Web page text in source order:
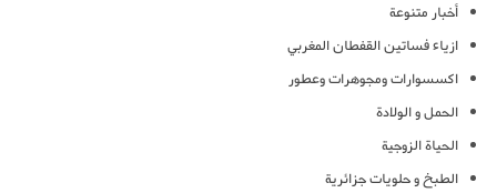
أخبار متنوعة
ازياء فساتين القفطان المغربي
اكسسوارات ومجوهرات وعطور
الحمل و الولادة
الحياة الزوجية
الطبخ و حلويات جزائرية